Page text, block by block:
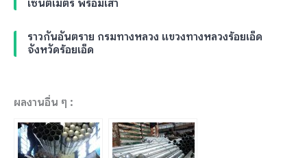
เซนติเมตร พร้อมเสา
ราวกันอันตราย กรมทางหลวง แขวงทางหลวงร้อยเอ็ด
จังหวัดร้อยเอ็ด
ผลงานอื่น ๆ :